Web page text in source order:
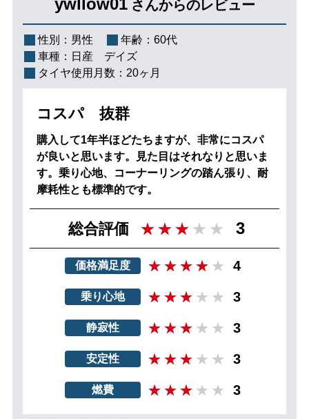
ywllow01 さんからのレビュー
性別： 男性 年齢： 60代
車種： 日産 デイズ
タイヤ使用月数： 20ヶ月
コスパ 抜群
購入して1年半ほどたちますが、非常にコスパ
が良いと思います。見た目はそれなりと思いま
す。乗り心地、コーナーリングの踏ん張り、耐
摩耗性とも標準的です。
総合評価 3
価格満足度 4
乗り心地 3
静寂性 3
安定性 3
燃費 3